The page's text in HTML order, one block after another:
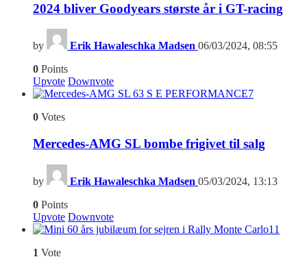
2024 bliver Goodyears største år i GT-racing
by Erik Hawaleschka Madsen 06/03/2024, 08:55
0 Points
Upvote Downvote
7
0 Votes
Mercedes-AMG SL bombe frigivet til salg
by Erik Hawaleschka Madsen 05/03/2024, 13:13
0 Points
Upvote Downvote
11
1 Vote